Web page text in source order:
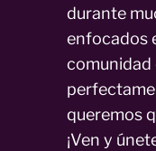
durante
enfocados
queremos
¡Ven y